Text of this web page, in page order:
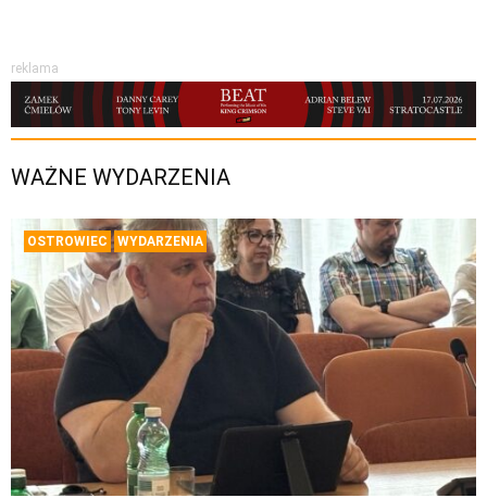
reklama
WAŻNE WYDARZENIA
OSTROWIEC WYDARZENIA